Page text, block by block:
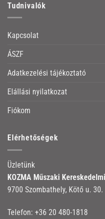
Tudnivalók
Kapcsolat
ÁSZF
Adatkezelési tájékoztató
Elállási nyilatkozat
Fiókom
Elérhetőségek
Üzletünk
KOZMA Műszaki
9700 Szombathely, Kötő u. 30.
Telefon: +36 20 480-1818